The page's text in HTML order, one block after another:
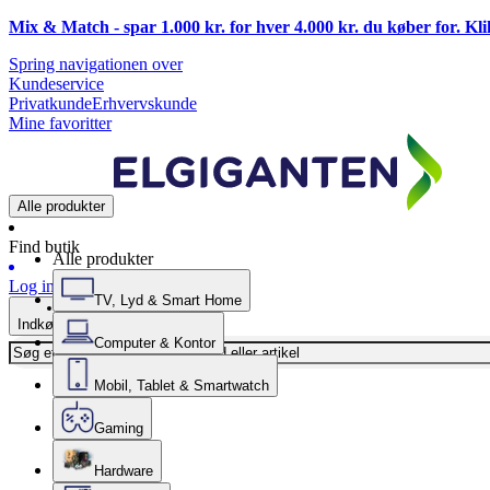
Mix & Match - spar 1.000 kr. for hver 4.000 kr. du køber for.
Spring navigationen over
Kundeservice
PrivatkundeErhvervskunde
Mine favoritter
Alle produkter
Find butik
Log ind
Indkøbskurv
Alle produkter
TV, Lyd & Smart Home
Computer & Kontor
Mobil, Tablet & Smartwatch
Gaming
Hardware